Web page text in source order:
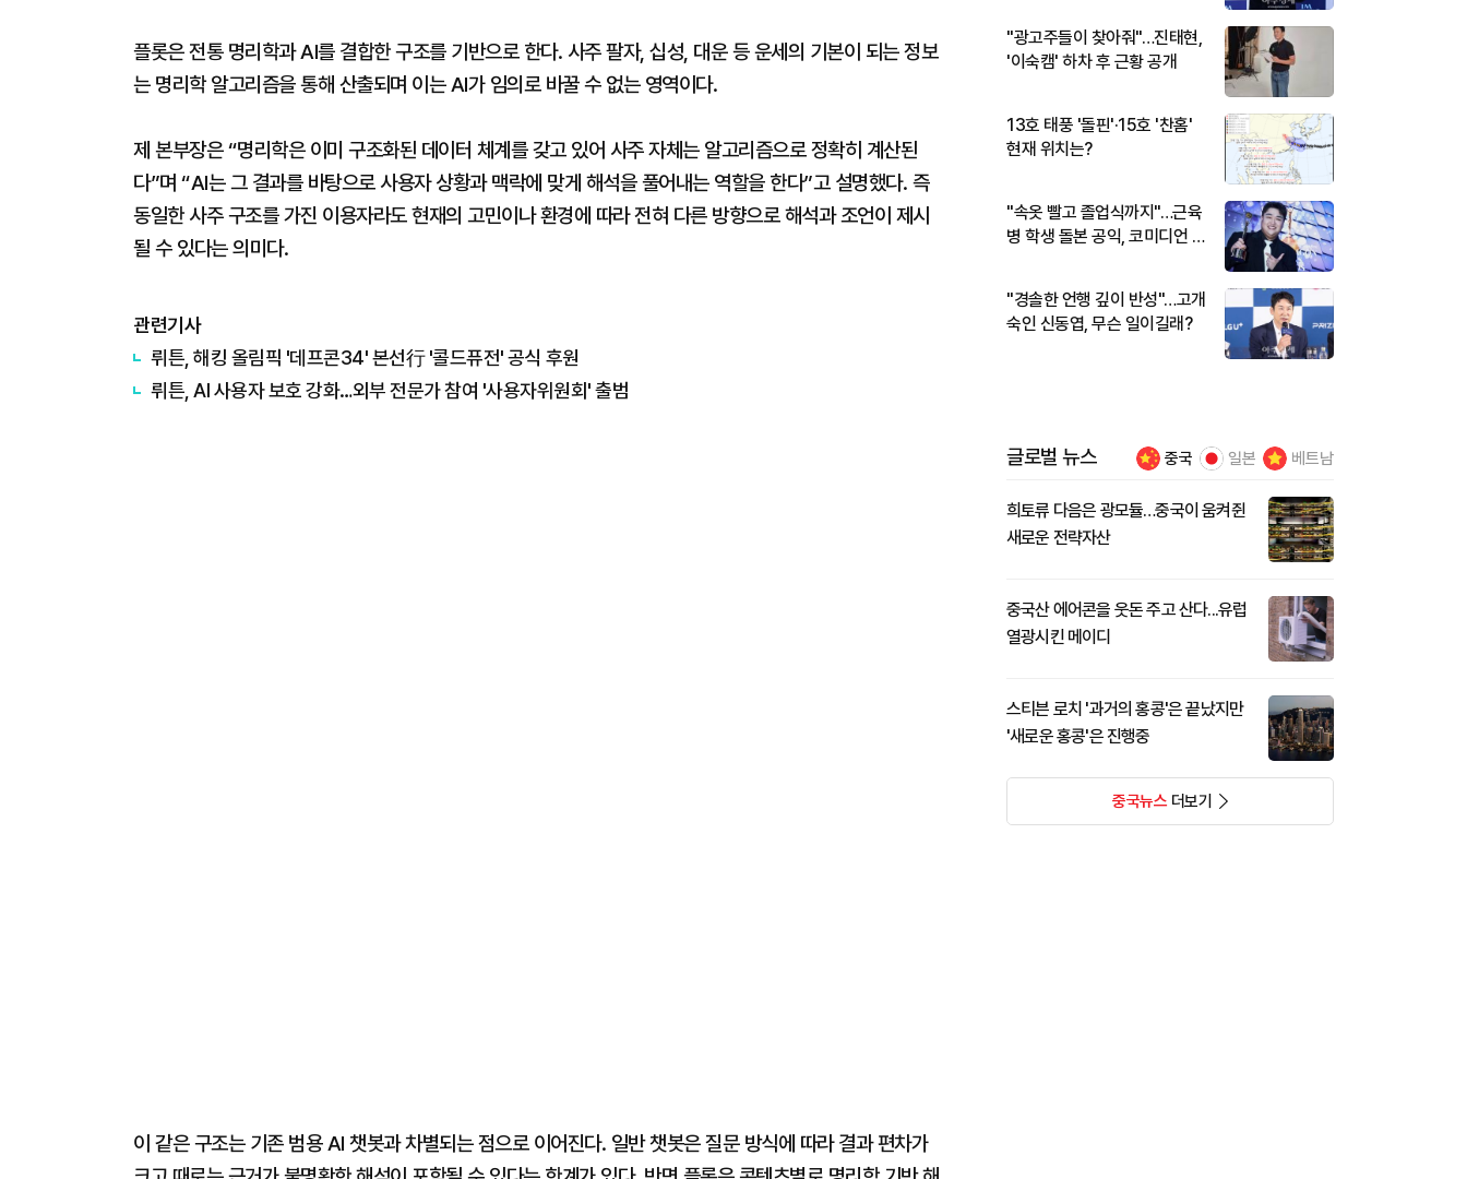
플롯은 전통 명리학과 AI를 결합한 구조를 기반으로 한다. 사주 팔자, 십성, 대운 등 운세의 기본이 되는 정보
는 명리학 알고리즘을 통해 산출되며 이는 AI가 임의로 바꿀 수 없는 영역이다.
제 본부장은 “명리학은 이미 구조화된 데이터 체계를 갖고 있어 사주 자체는 알고리즘으로 정확히 계산된
다”며 “AI는 그 결과를 바탕으로 사용자 상황과 맥락에 맞게 해석을 풀어내는 역할을 한다”고 설명했다. 즉
동일한 사주 구조를 가진 이용자라도 현재의 고민이나 환경에 따라 전혀 다른 방향으로 해석과 조언이 제시
될 수 있다는 의미다.
관련기사
뤼튼, 해킹 올림픽 '데프콘34' 본선行 '콜드퓨전' 공식 후원
뤼튼, AI 사용자 보호 강화…외부 전문가 참여 '사용자위원회' 출범
이 같은 구조는 기존 범용 AI 챗봇과 차별되는 점으로 이어진다. 일반 챗봇은 질문 방식에 따라 결과 편차가
"광고주들이 찾아줘"…진태현,
'이숙캠' 하차 후 근황 공개
13호 태풍 '돌핀'·15호 '찬홈'
현재 위치는?
"속옷 빨고 졸업식까지"…근육
병 학생 돌본 공익, 코미디언 김
"경솔한 언행 깊이 반성"…고개
숙인 신동엽, 무슨 일이길래?
글로벌 뉴스 중국 일본 베트남
희토류 다음은 광모듈…중국이 움켜쥔
새로운 전략자산
중국산 에어콘을 웃돈 주고 산다...유럽
열광시킨 메이디
스티븐 로치 '과거의 홍콩'은 끝났지만
'새로운 홍콩'은 진행중
중국뉴스더보기